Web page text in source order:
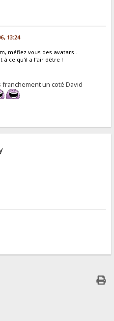
13:24
méfiez vous des avatars..
à ce qu'il a l'air dêtre !
un coté David